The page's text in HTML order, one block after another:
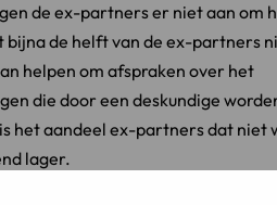
de ex-partners er niet aan om
bijna de helft van de ex-partners
helpen om afspraken over het
die door een deskundige
het aandeel ex-partners dat niet
lager.